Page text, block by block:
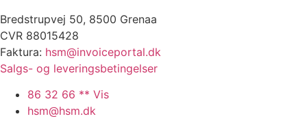
Bredstrupvej 50, 8500 Grenaa
CVR 88015428
Faktura: hsm@invoiceportal.dk
Salgs- og leveringsbetingelser
86 32 66 ** Vis
hsm@hsm.dk